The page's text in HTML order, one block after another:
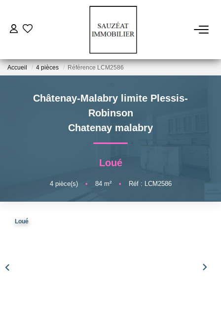
ESTIMER
FAIRE GÉRER
Accueil 4 pièces Référence LCM2586
Châtenay-Malabry limite Plessis-
Robinson
Chatenay malabry
Loué
4pièce(s) • 84m² • Réf : LCM2586
Loué